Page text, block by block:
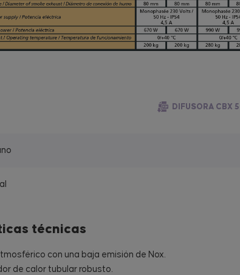
DIFUSORA CBX
técnicas
con una baja emisión de Nox.
de calor tubular robusto.